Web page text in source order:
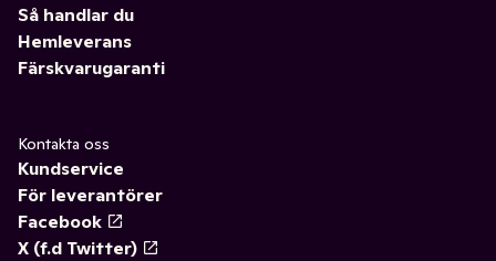
Så handlar du
Hemleverans
Färskvarugaranti
Kontakta oss
Kundservice
För leverantörer
Facebook
X (f.d Twitter)